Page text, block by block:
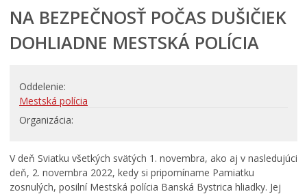
BEZPEČNOSŤ
Doprava, údržba komunikácií
Primátor informuje
Rodina, život, bývanie
Stavby, prenájmy a pozemky
Zamestnanie v samospráve
NA BEZPEČNOSŤ POČAS DUŠIČIEK
DOHLIADNE MESTSKÁ POLÍCIA
Oddelenie
Mestská polícia
Organizácia
V deň Sviatku všetkých svätých 1. novembra, ako aj v nasledujúci
deň, 2. novembra 2022, kedy si pripomíname Pamiatku
zosnulých, posilní Mestská polícia Banská Bystrica hliadky. Jej